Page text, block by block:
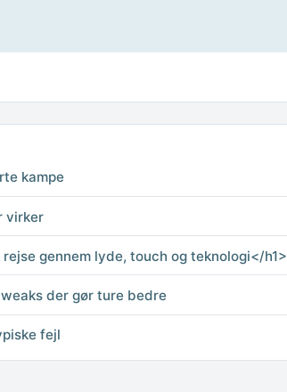
kampe
virker
gennem lyde, touch og teknologi</h1>
der gør ture bedre
fejl